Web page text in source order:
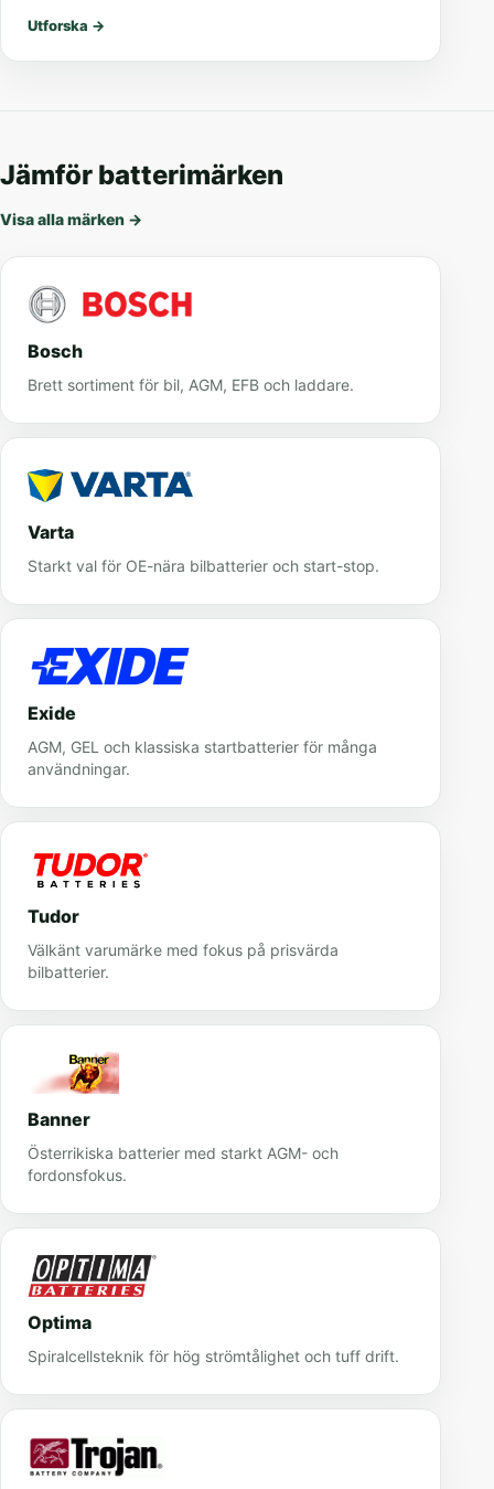
Utforska →
Jämför batterimärken
Visa alla märken →
Bosch
Brett sortiment för bil, AGM, EFB och laddare.
Varta
Starkt val för OE-nära bilbatterier och start-stop.
Exide
AGM, GEL och klassiska startbatterier för många
användningar.
Tudor
Välkänt varumärke med fokus på prisvärda
bilbatterier.
Banner
Österrikiska batterier med starkt AGM- och
fordonsfokus.
Optima
Spiralcellsteknik för hög strömtålighet och tuff drift.